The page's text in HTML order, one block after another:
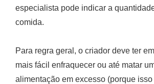
especialista pode indicar a
comida.
Para regra geral, o criador deve ter
mais fácil enfraquecer ou até matar
alimentação em excesso (porque